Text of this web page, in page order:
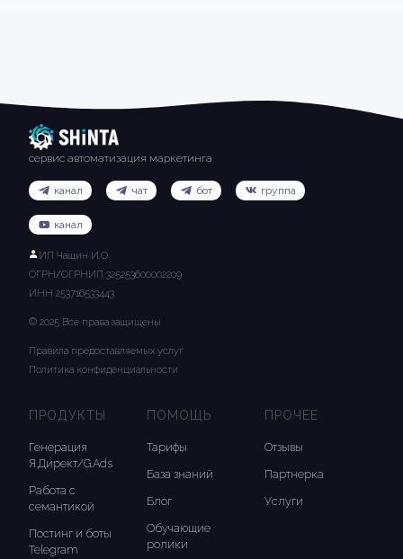
сервис автоматизация маркетинга
канал чат бот группа
канал
ИП Чащин И.О
ОГРН/ОГРНИП 325253600002209
ИНН 253716533443
© 2025 Все права защищены
Правила предоставляемых услуг
Политика конфиденциальности
ПРОДУКТЫ
Генерация
Я.Директ/G.Ads
Работа с
семантикой
Постинг и боты
Telegram
ПОМОЩЬ
Тарифы
База знаний
Блог
Обучающие
ролики
ПРОЧЕЕ
Отзывы
Партнерка
Услуги